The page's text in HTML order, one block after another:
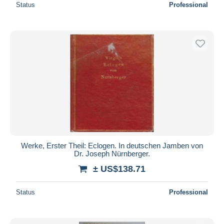
Status Professional
Werke, Erster Theil: Eclogen. In deutschen Jamben von
Dr. Joseph Nürnberger.
± US$138.71
Status Professional